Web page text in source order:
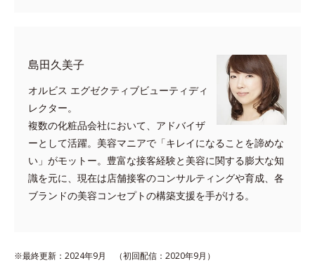
島田久美子
オルビス エグゼクティブビューティディ
レクター。
複数の化粧品会社において、アドバイザ
ーとして活躍。美容マニアで「キレイになることを諦めな
い」がモットー。豊富な接客経験と美容に関する膨大な知
識を元に、現在は店舗接客のコンサルティングや育成、各
ブランドの美容コンセプトの構築支援を手がける。
※最終更新：2024年9月 （初回配信：2020年9月）